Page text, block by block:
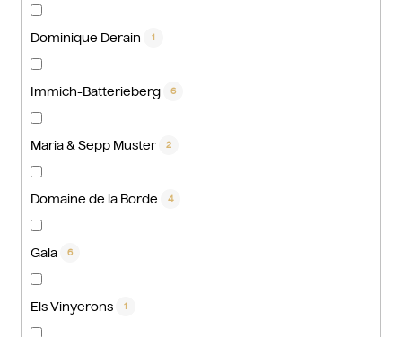
Dominique Derain 1
Immich-Batterieberg 6
Maria & Sepp Muster 2
Domaine de la Borde 4
Gala 6
Els Vinyerons 1